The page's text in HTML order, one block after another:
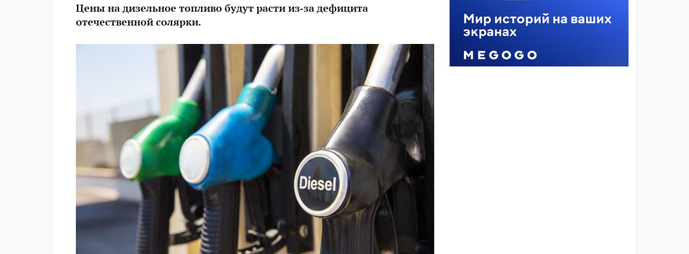
Цены на дизельное топливо будут расти из-за дефицита
отечественной солярки.